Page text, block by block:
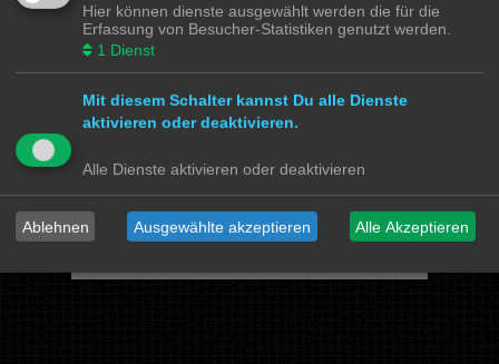
Das Mittelleiter Magazin
Olli's Modellbahn Seite
Von Klockenstedt über Bürenwerder nach Klingsiel
Social Media
Bimm MOBA TV <- YouTube
lenasmodellbahn <- Instagram
Länderbahnzeit im Modell <- Facebook
mo87.de Infos und News zur H0 Straßenfahrzeuge
Hamburger Hochbahn Modelle
Hier können dienste ausgewählt werden die für die
Erfassung von Besucher-Statistiken genutzt werden.
1 Dienst
Mit diesem Schalter kannst Du alle Dienste
aktivieren oder deaktivieren.
Alle Dienste aktivieren oder deaktivieren
Ablehnen Ausgewählte akzeptieren Alle Akzeptieren